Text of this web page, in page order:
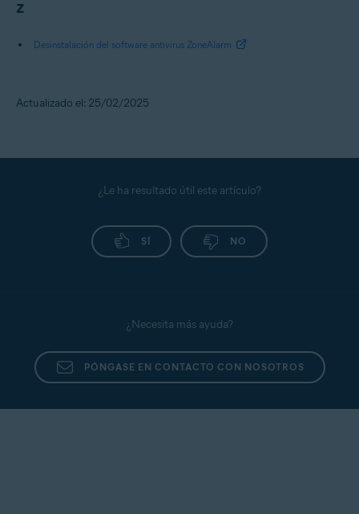
Z
Desinstalación del software antivirus ZoneAlarm
Actualizado el: 25/02/2025
¿Le ha resultado útil este artículo?
SÍ NO
¿Necesita más ayuda?
PÓNGASE EN CONTACTO CON NOSOTROS